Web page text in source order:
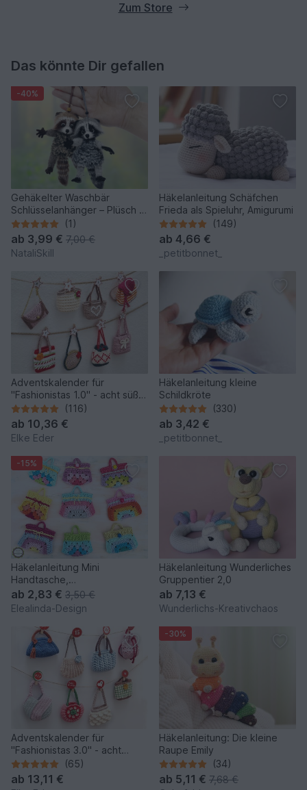
Zum Store
Das könnte Dir gefallen
-40%
Gehäkelter Waschbär
Schlüsselanhänger – Plüsch &
Stresshilfe.
(1)
ab 3,99 € 7,00 €
NataliSkill
Häkelanleitung Schäfchen
Frieda als Spieluhr, Amigurumi
(149)
ab 4,66 €
_petitbonnet_
Adventskalender für
"Fashionistas 1.0" - acht süße
Modelle
(116)
ab 10,36 €
Elke Eder
Häkelanleitung kleine
Schildkröte
(330)
ab 3,42 €
_petitbonnet_
-15%
Häkelanleitung Mini
Handtasche,
Schlüsselanhänger Bag
Charm Adventskalender
ab 2,83 € 3,50 €
Elealinda-Design
Häkelanleitung Wunderliches
Gruppentier 2,0
ab 7,13 €
Wunderlichs-Kreativchaos
Adventskalender für
"Fashionistas 3.0" - acht
traumhafte Modelle
(65)
ab 13,11 €
-30%
Häkelanleitung: Die kleine
Raupe Emily
(34)
ab 5,11 € 7,68 €